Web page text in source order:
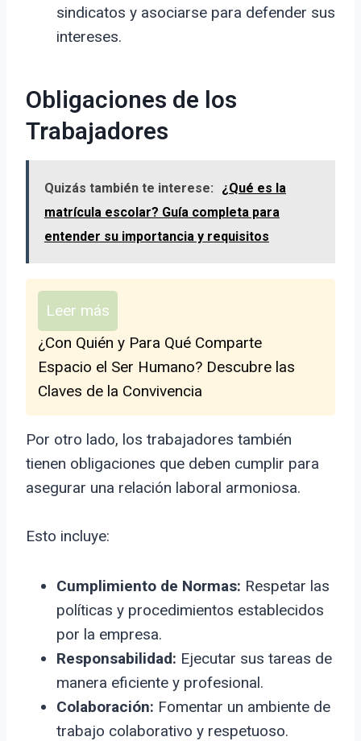
sindicatos y asociarse para defender sus
intereses.
Obligaciones de los
Trabajadores
Quizás también te interese:
¿Qué es la
matrícula escolar? Guía completa para
entender su importancia y requisitos
Leer más
¿Con Quién y Para Qué Comparte
Espacio el Ser Humano? Descubre las
Claves de la Convivencia
Por otro lado, los trabajadores también
tienen obligaciones que deben cumplir para
asegurar una relación laboral armoniosa.
Esto incluye:
Cumplimiento de Normas: Respetar las
políticas y procedimientos establecidos
por la empresa.
Responsabilidad: Ejecutar sus tareas de
manera eficiente y profesional.
Colaboración: Fomentar un ambiente de
trabajo colaborativo y respetuoso.